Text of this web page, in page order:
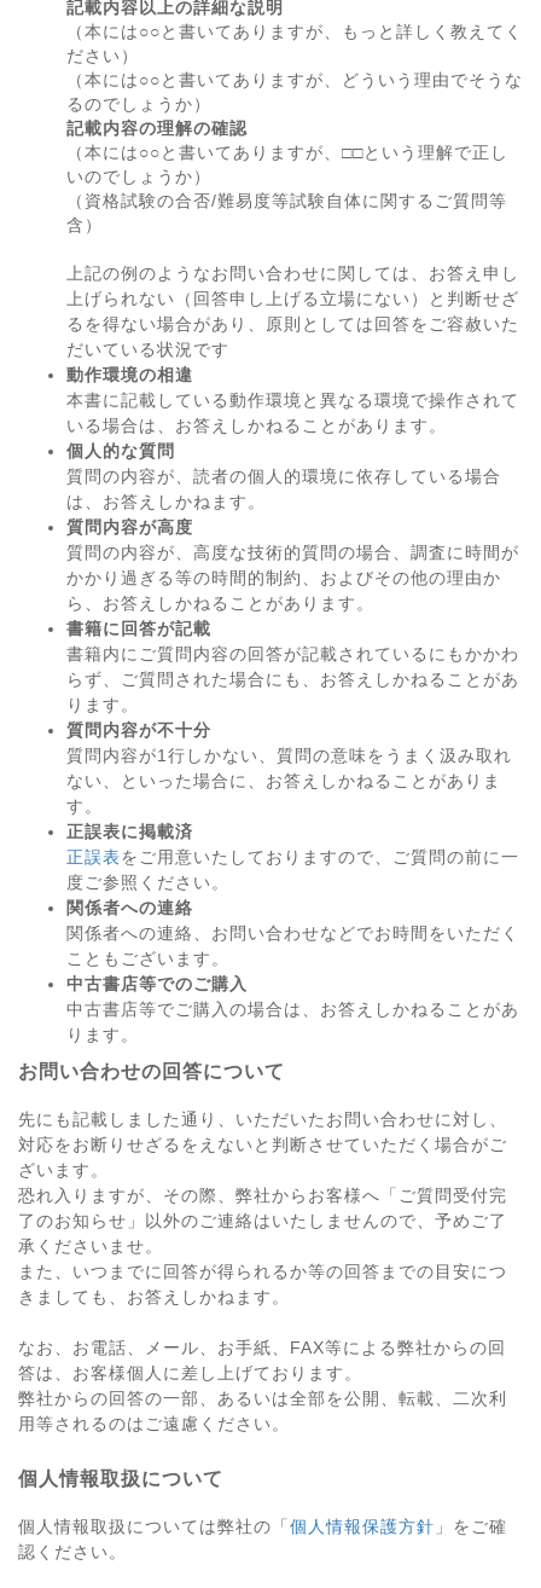
記載内容以上の詳細な説明
（本には○○と書いてありますが、もっと詳しく教えてく
ださい）
（本には○○と書いてありますが、どういう理由でそうな
るのでしょうか）
記載内容の理解の確認
（本には○○と書いてありますが、□□という理解で正し
いのでしょうか）
（資格試験の合否/難易度等試験自体に関するご質問等
含）
上記の例のようなお問い合わせに関しては、お答え申し
上げられない（回答申し上げる立場にない）と判断せざ
るを得ない場合があり、原則としては回答をご容赦いた
だいている状況です
動作環境の相違
本書に記載している動作環境と異なる環境で操作されて
いる場合は、お答えしかねることがあります。
個人的な質問
質問の内容が、読者の個人的環境に依存している場合
は、お答えしかねます。
質問内容が高度
質問の内容が、高度な技術的質問の場合、調査に時間が
かかり過ぎる等の時間的制約、およびその他の理由か
ら、お答えしかねることがあります。
書籍に回答が記載
書籍内にご質問内容の回答が記載されているにもかかわ
らず、ご質問された場合にも、お答えしかねることがあ
ります。
質問内容が不十分
質問内容が1行しかない、質問の意味をうまく汲み取れ
ない、といった場合に、お答えしかねることがありま
す。
正誤表に掲載済
正誤表をご用意いたしておりますので、ご質問の前に一
度ご参照ください。
関係者への連絡
関係者への連絡、お問い合わせなどでお時間をいただく
こともございます。
中古書店等でのご購入
中古書店等でご購入の場合は、お答えしかねることがあ
ります。
お問い合わせの回答について
先にも記載しました通り、いただいたお問い合わせに対し、
対応をお断りせざるをえないと判断させていただく場合がご
ざいます。
恐れ入りますが、その際、弊社からお客様へ「ご質問受付完
了のお知らせ」以外のご連絡はいたしませんので、予めご了
承くださいませ。
また、いつまでに回答が得られるか等の回答までの目安につ
きましても、お答えしかねます。
なお、お電話、メール、お手紙、FAX等による弊社からの回
答は、お客様個人に差し上げております。
弊社からの回答の一部、あるいは全部を公開、転載、二次利
用等されるのはご遠慮ください。
個人情報取扱について
個人情報取扱については弊社の「個人情報保護方針 」をご確
認ください。